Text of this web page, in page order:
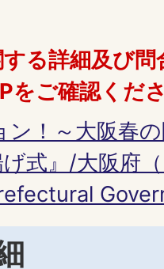
る詳細及び
をご確認くだ
！～大阪春
式』/大阪府